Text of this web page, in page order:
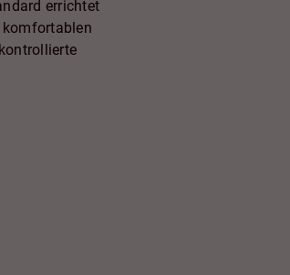
errichtet
komfortablen